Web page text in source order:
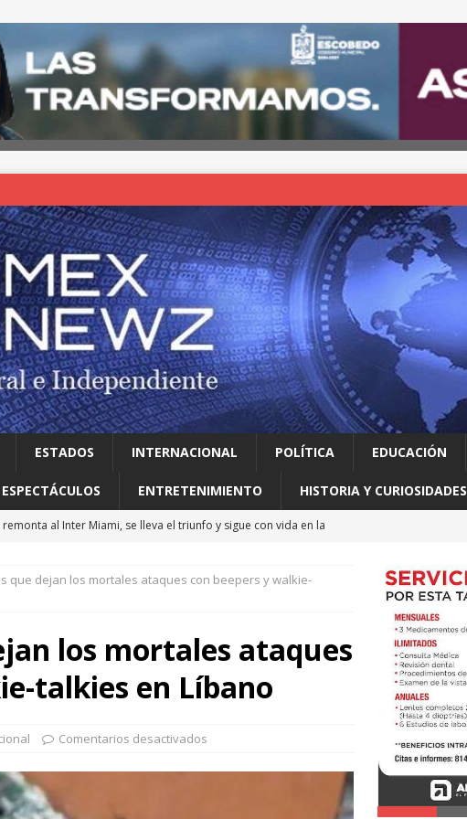
ESTADOS INTERNACIONAL POLÍTICA EDUCACIÓN
ESPECTÁCULOS ENTRETENIMIENTO HISTORIA Y CURIOSIDADES
remonta al Inter Miami, se lleva el triunfo y sigue con vida en la
el gallo
HISTORIA Y CURIOSIDADES
vidas 4T al sur de Nuevo León: Waldo
LOCAL
que dejan los mortales ataques con beepers y walkie-
los mortales ataques
talkies en Líbano
Comentarios desactivados